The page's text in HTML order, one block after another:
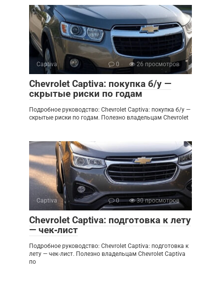
Captiva 0 26 просмотров
Chevrolet Captiva: покупка б/у —
скрытые риски по годам
Подробное руководство: Chevrolet Captiva: покупка б/у —
скрытые риски по годам. Полезно владельцам Chevrolet
Captiva 0 30 просмотров
Chevrolet Captiva: подготовка к лету
— чек‑лист
Подробное руководство: Chevrolet Captiva: подготовка к
лету — чек‑лист. Полезно владельцам Chevrolet Captiva
по